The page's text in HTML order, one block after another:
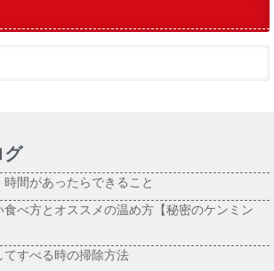
グ
間があったらできること
べ方とオススメの温め方【秘密のケンミン
すべる時の掃除方法